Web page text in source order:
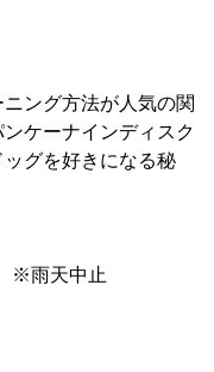
ング方法が人気の関
ケーナインディスク
グを好きになる秘
※雨天中止